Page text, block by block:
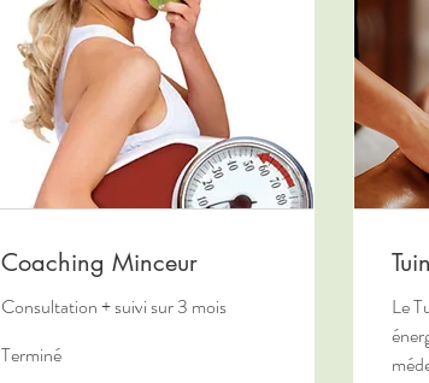
Coaching Minceur
Consultation + suivi sur 3 mois
Terminé
Le